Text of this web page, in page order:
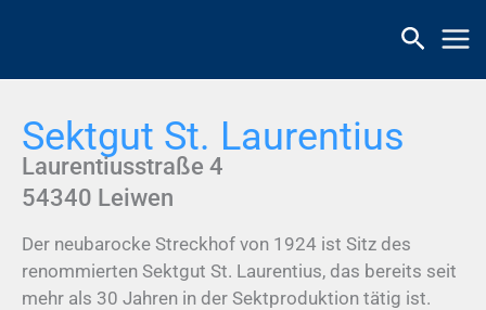
Sektgut St. Laurentius
Laurentiusstraße 4
54340 Leiwen
Der neubarocke Streckhof von 1924 ist Sitz des
renommierten Sektgut St. Laurentius, das bereits seit
mehr als 30 Jahren in der Sektproduktion tätig ist.